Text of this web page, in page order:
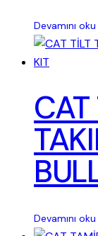
Devamını oku
CAT
Devamını oku